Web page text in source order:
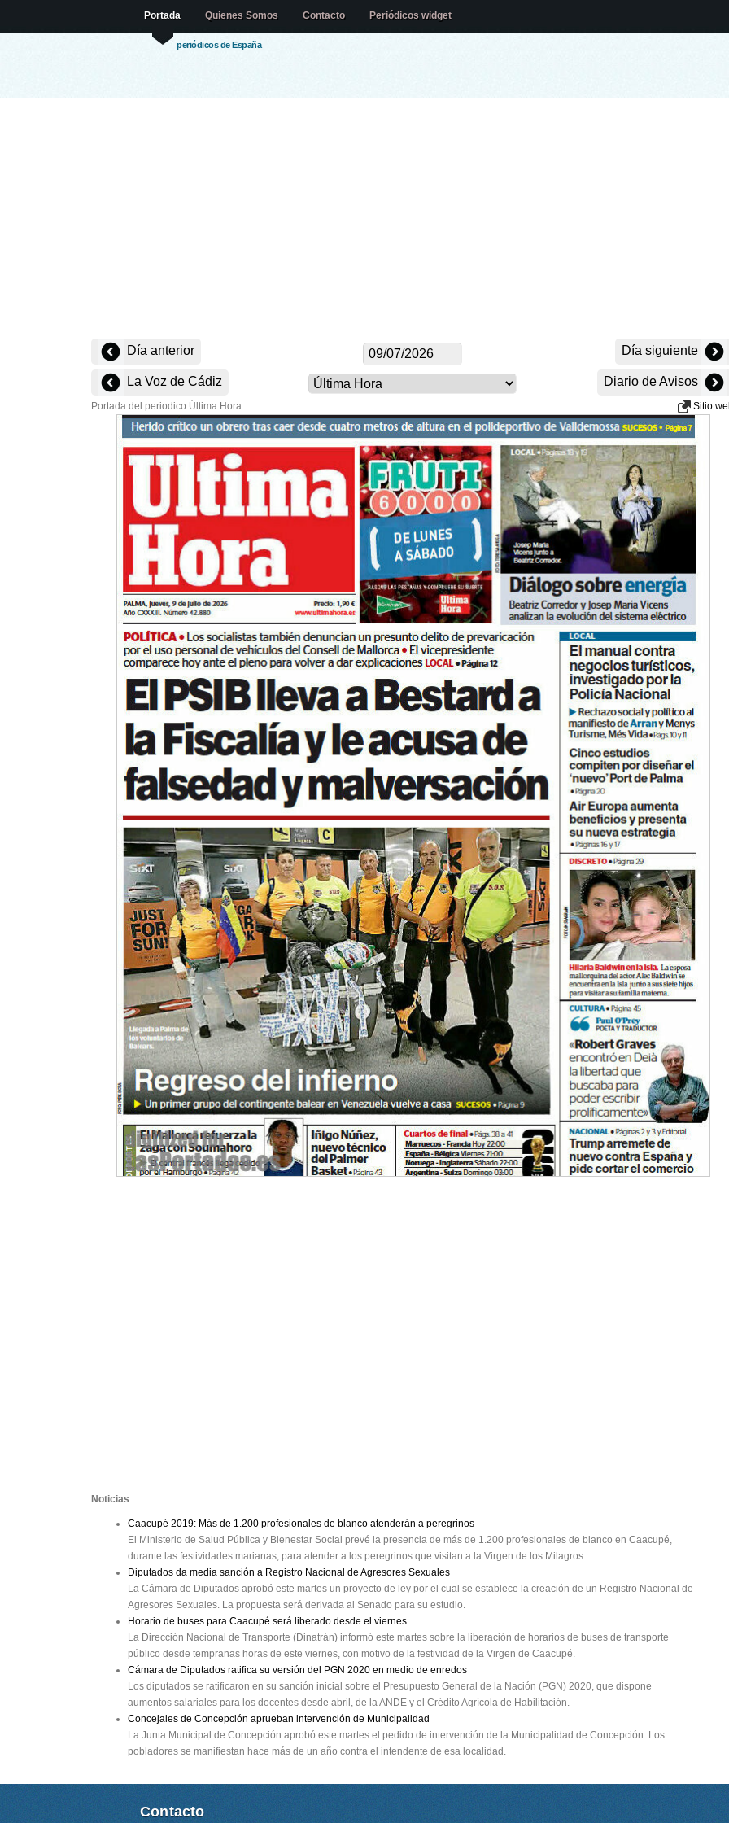
periódicos de España
Portada Quienes Somos Contacto Periódicos widget
Día anterior Día siguiente
La Voz de Cádiz Diario de Avisos
Portada del periodico Última Hora: Sitio
Noticias
Caacupé 2019: Más de 1.200 profesionales de blanco atenderán a peregrinos
El Ministerio de Salud Pública y Bienestar Social prevé la presencia de más de 1.200 profesionales de blanco en Caacupé,
durante las festividades marianas, para atender a los peregrinos que visitan a la Virgen de los Milagros.
Diputados da media sanción a Registro Nacional de Agresores Sexuales
La Cámara de Diputados aprobó este martes un proyecto de ley por el cual se establece la creación de un Registro Nacional de
Agresores Sexuales. La propuesta será derivada al Senado para su estudio.
Horario de buses para Caacupé será liberado desde el viernes
La Dirección Nacional de Transporte (Dinatrán) informó este martes sobre la liberación de horarios de buses de transporte
público desde tempranas horas de este viernes, con motivo de la festividad de la Virgen de Caacupé.
Cámara de Diputados ratifica su versión del PGN 2020 en medio de enredos
Los diputados se ratificaron en su sanción inicial sobre el Presupuesto General de la Nación (PGN) 2020, que dispone
aumentos salariales para los docentes desde abril, de la ANDE y el Crédito Agrícola de Habilitación.
Concejales de Concepción aprueban intervención de Municipalidad
La Junta Municipal de Concepción aprobó este martes el pedido de intervención de la Municipalidad de Concepción. Los
pobladores se manifiestan hace más de un año contra el intendente de esa localidad.
Contacto